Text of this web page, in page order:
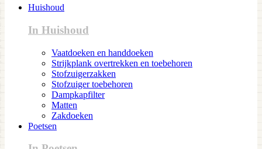
Huishoud
In Huishoud
Vaatdoeken en handdoeken
Strijkplank overtrekken en toebehoren
Stofzuigerzakken
Stofzuiger toebehoren
Dampkapfilter
Matten
Zakdoeken
Poetsen